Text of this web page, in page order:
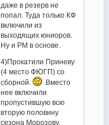
даже в резерв не
попал. Туда только КФ
включили из
выходящих юниоров.
Ну и РМ в основе.
4)Прокатили Приневу
(4 место ФЮГП) со
сборной.
Вместо
нее включили
пропустившую всю
вторую половину
сезона Морозову.